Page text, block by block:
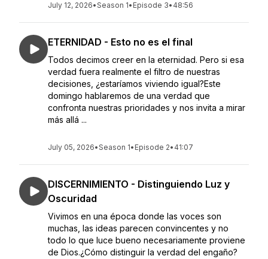
July 12, 2026•Season 1• Episode 3• 48:56
ETERNIDAD - Esto no es el final
Todos decimos creer en la eternidad. Pero si esa
verdad fuera realmente el filtro de nuestras
decisiones, ¿estaríamos viviendo igual?Este
domingo hablaremos de una verdad que
confronta nuestras prioridades y nos invita a mirar
más allá ...
July 05, 2026•Season 1• Episode 2• 41:07
DISCERNIMIENTO - Distinguiendo Luz y
Oscuridad
Vivimos en una época donde las voces son
muchas, las ideas parecen convincentes y no
todo lo que luce bueno necesariamente proviene
de Dios.¿Cómo distinguir la verdad del engaño?